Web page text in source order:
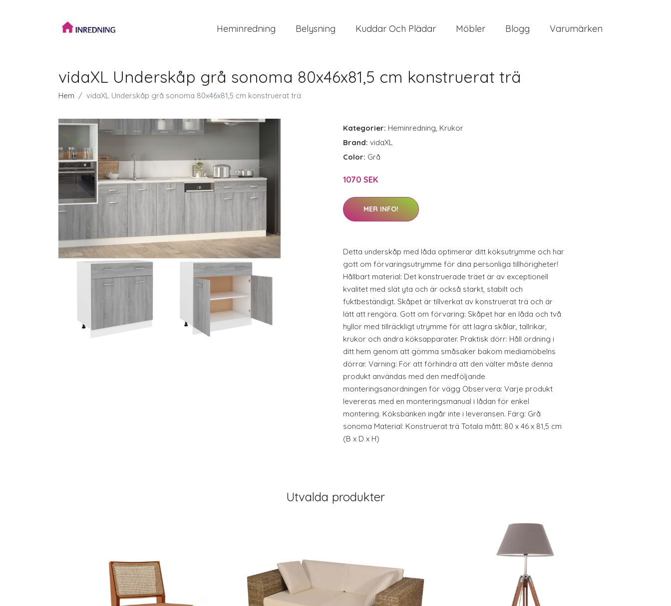
Heminredning Belysning Kuddar Och Plädar Möbler Blogg Varumärken
vidaXL Underskåp grå sonoma 80x46x81,5 cm konstruerat trä
Hem vidaXL Underskåp grå sonoma 80x46x81,5 cm konstruerat trä
Kategorier: Heminredning, Krukor
Brand: vidaXL
Color: Grå
1070 SEK
MER INFO!
Detta underskåp med låda optimerar ditt köksutrymme och har
gott om förvaringsutrymme för dina personliga tillhörigheter!
Hållbart material: Det konstruerade träet är av exceptionell
kvalitet med slät yta och är också starkt, stabilt och
fuktbeständigt. Skåpet är tillverkat av konstruerat trä och är
lätt att rengöra. Gott om förvaring: Skåpet har en låda och två
hyllor med tillräckligt utrymme för att lagra skålar, tallrikar,
krukor och andra köksapparater. Praktisk dörr: Håll ordning i
ditt hem genom att gömma småsaker bakom mediamöbelns
dörrar. Varning: För att förhindra att den välter måste denna
produkt användas med den medföljande
monteringsanordningen för vägg Observera: Varje produkt
levereras med en monteringsmanual i lådan för enkel
montering. Köksbänken ingår inte i leveransen. Färg: Grå
sonoma Material: Konstruerat trä Totala mått: 80 x 46 x 81,5 cm
(B x D x H)
Utvalda produkter